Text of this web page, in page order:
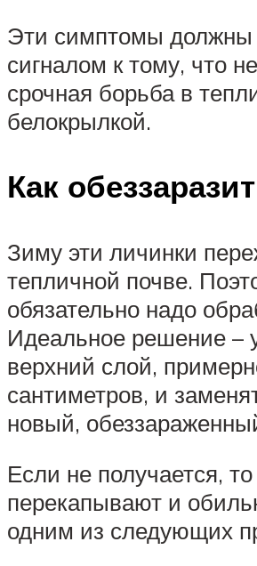
Эти симптомы должны
сигналом к тому, что
срочная борьба в
белокрылкой.
Как
Зиму эти личинки
тепличной почве.
обязательно надо
Идеальное решение –
верхний слой,
сантиметров, и
новый,
Если не получается,
перекапывают и
одним из следующих